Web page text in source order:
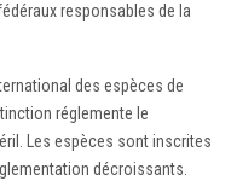
responsables de la
des espèces de
réglemente le
Les espèces sont inscrites
décroissants.